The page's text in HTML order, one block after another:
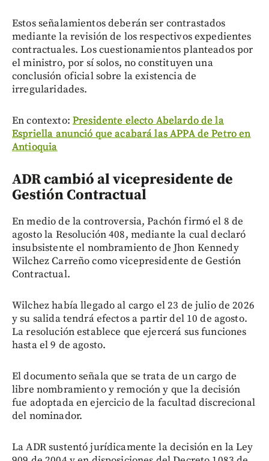
Estos señalamientos deberán ser contrastados
mediante la revisión de los respectivos expedientes
contractuales. Los cuestionamientos planteados por
el ministro, por sí solos, no constituyen una
conclusión oficial sobre la existencia de
irregularidades.
En contexto: Presidente electo Abelardo de la
Espriella anunció que acabará las APPA de Petro en
Antioquia
ADR cambió al vicepresidente de
Gestión Contractual
En medio de la controversia, Pachón firmó el 8 de
agosto la Resolución 408, mediante la cual declaró
insubsistente el nombramiento de Jhon Kennedy
Wilchez Carreño como vicepresidente de Gestión
Contractual.
Wilchez había llegado al cargo el 23 de julio de 2026
y su salida tendrá efectos a partir del 10 de agosto.
La resolución establece que ejercerá sus funciones
hasta el 9 de agosto.
El documento señala que se trata de un cargo de
libre nombramiento y remoción y que la decisión
fue adoptada en ejercicio de la facultad discrecional
del nominador.
La ADR sustentó jurídicamente la decisión en la Ley